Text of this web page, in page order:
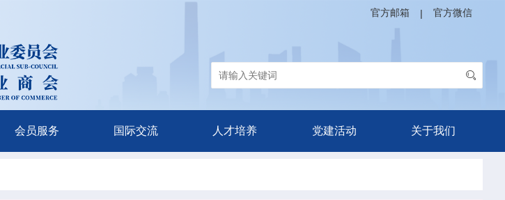
官方邮箱 | 官方微信
会员服务 国际交流 人才培养 党建活动 关于我们